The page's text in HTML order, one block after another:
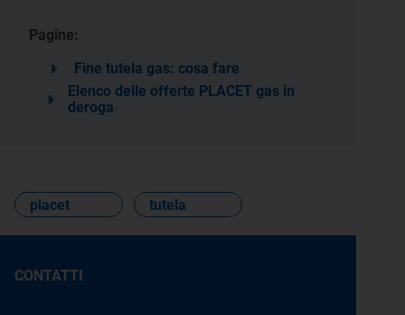
Pagine:
Fine tutela gas: cosa fare
Elenco delle offerte PLACET gas in
deroga
placet tutela
CONTATTI